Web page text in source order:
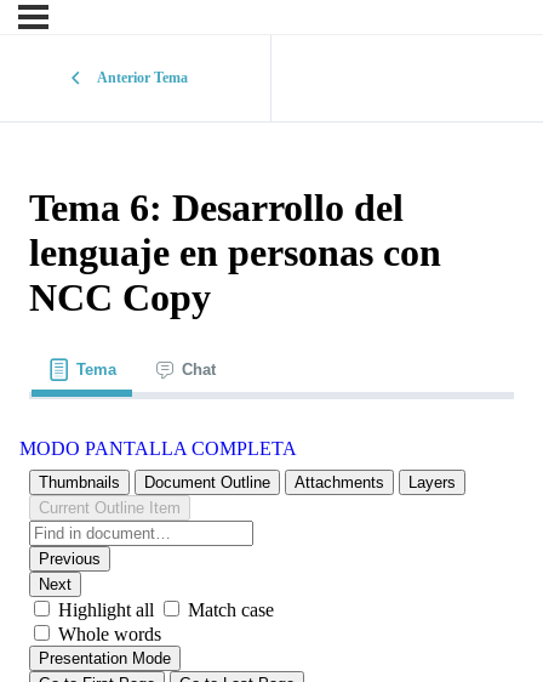
Anterior Tema
Tema 6: Desarrollo del
lenguaje en personas con
NCC Copy
Tema Chat
MODO PANTALLA COMPLETA